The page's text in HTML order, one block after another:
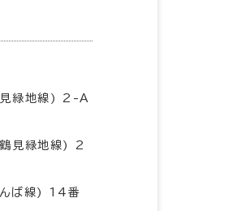
見緑地線) 2-A
見緑地線) 2
ば線) 14番